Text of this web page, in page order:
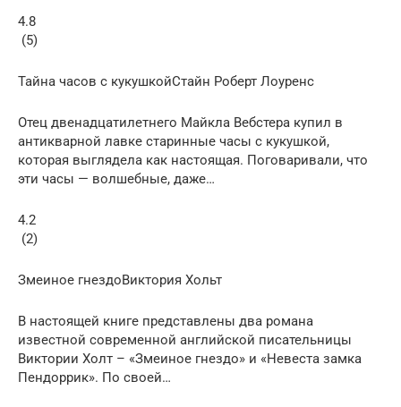
4.8
(5)
Тайна часов с кукушкойСтайн Роберт Лоуренс
Отец двенадцатилетнего Майкла Вебстера купил в
антикварной лавке старинные часы с кукушкой,
которая выглядела как настоящая. Поговаривали, что
эти часы — волшебные, даже…
4.2
(2)
Змеиное гнездоВиктория Хольт
В настоящей книге представлены два романа
известной современной английской писательницы
Виктории Холт – «Змеиное гнездо» и «Невеста замка
Пендоррик». По своей…